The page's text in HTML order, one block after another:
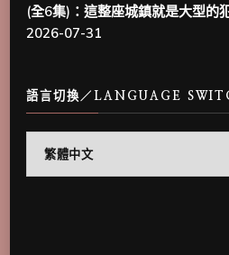
(全6集)：這整座城鎮就是大型的
2026-07-31
語言切換／LANGUAGE